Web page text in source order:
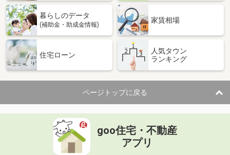
暮らしのデータ
(補助金・助成金情報)
家賃相場
住宅ローン
人気タウン
ランキング
ページトップに戻る
goo住宅・不動産
アプリ